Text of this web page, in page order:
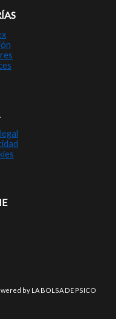
by LA BOLSA DE PSICO